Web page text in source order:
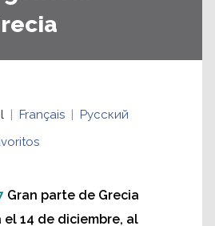
Français Русский
Gran parte de Grecia
14 de diciembre, al